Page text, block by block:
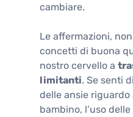
cambiare.
Le affermazioni,
concetti di buona
nostro cervello a
limitanti. Se senti
delle ansie
bambino, l’uso